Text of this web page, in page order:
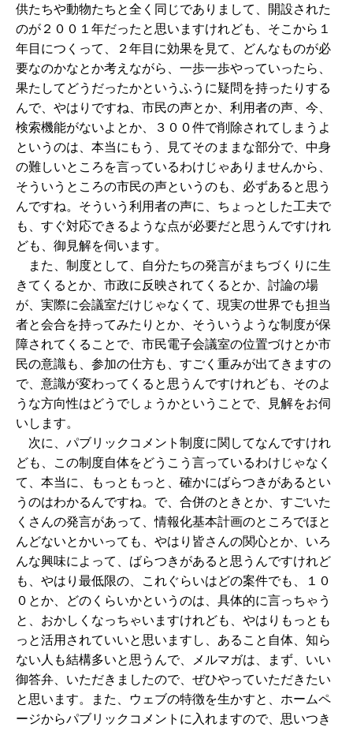
供たちや動物たちと全く同じでありまして、開設された
のが２００１年だったと思いますけれども、そこから１
年目につくって、２年目に効果を見て、どんなものが必
要なのかなとか考えながら、一歩一歩やっていったら、
果たしてどうだったかというふうに疑問を持ったりする
んで、やはりですね、市民の声とか、利用者の声、今、
検索機能がないよとか、３００件で削除されてしまうよ
というのは、本当にもう、見てそのままな部分で、中身
の難しいところを言っているわけじゃありませんから、
そういうところの市民の声というのも、必ずあると思う
んですね。そういう利用者の声に、ちょっとした工夫で
も、すぐ対応できるような点が必要だと思うんですけれ
ども、御見解を伺います。
また、制度として、自分たちの発言がまちづくりに生
きてくるとか、市政に反映されてくるとか、討論の場
が、実際に会議室だけじゃなくて、現実の世界でも担当
者と会合を持ってみたりとか、そういうような制度が保
障されてくることで、市民電子会議室の位置づけとか市
民の意識も、参加の仕方も、すごく重みが出てきますの
で、意識が変わってくると思うんですけれども、そのよ
うな方向性はどうでしょうかということで、見解をお伺
いします。
次に、パブリックコメント制度に関してなんですけれ
ども、この制度自体をどうこう言っているわけじゃなく
て、本当に、もっともっと、確かにばらつきがあるとい
うのはわかるんですね。で、合併のときとか、すごいた
くさんの発言があって、情報化基本計画のところでほと
んどないとかいっても、やはり皆さんの関心とか、いろ
んな興味によって、ばらつきがあると思うんですけれど
も、やはり最低限の、これぐらいはどの案件でも、１０
０とか、どのくらいかというのは、具体的に言っちゃう
と、おかしくなっちゃいますけれども、やはりもっとも
っと活用されていいと思いますし、あること自体、知ら
ない人も結構多いと思うんで、メルマガは、まず、いい
御答弁、いただきましたので、ぜひやっていただきたい
と思います。また、ウェブの特徴を生かすと、ホームペ
ージからパブリックコメントに入れますので、思いつき